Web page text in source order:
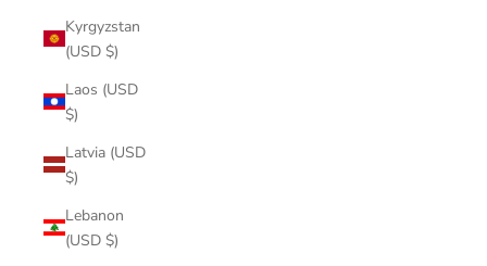
Kyrgyzstan
(USD $)
Laos (USD
$)
Latvia (USD
$)
Lebanon
(USD $)